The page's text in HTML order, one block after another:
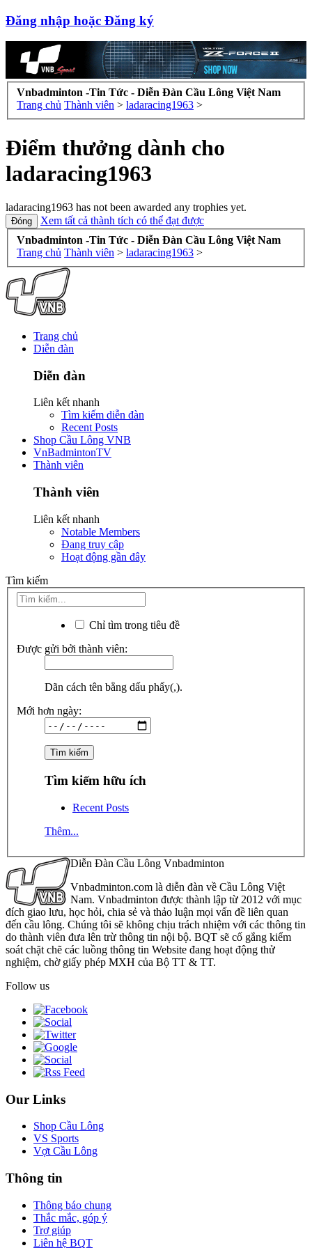
Đăng nhập hoặc Đăng ký
Vnbadminton -Tin Tức - Diễn Đàn Cầu Lông Việt Nam
Trang chủ Thành viên > ladaracing1963 >
Điểm thưởng dành cho
ladaracing1963
ladaracing1963 has not been awarded any trophies yet.
Xem tất cả thành tích có thể đạt được
Vnbadminton -Tin Tức - Diễn Đàn Cầu Lông Việt Nam
Trang chủ Thành viên > ladaracing1963 >
Trang chủ
Diễn đàn
Diễn đàn
Liên kết nhanh
Tìm kiếm diễn đàn
Recent Posts
Shop Cầu Lông VNB
VnBadmintonTV
Thành viên
Thành viên
Liên kết nhanh
Notable Members
Đang truy cập
Hoạt động gần đây
Tìm kiếm
Chỉ tìm trong tiêu đề
Được gửi bởi thành viên:
Dãn cách tên bằng dấu phẩy(,).
Mới hơn ngày:
Tìm kiếm hữu ích
Recent Posts
Thêm...
Diễn Đàn Cầu Lông Vnbadminton
Vnbadminton.com là diễn đàn về Cầu Lông Việt
Nam. Vnbadminton được thành lập từ 2012 với mục
đích giao lưu, học hỏi, chia sẻ và thảo luận mọi vấn đề liên quan
đến cầu lông. Chúng tôi sẽ không chịu trách nhiệm với các thông tin
do thành viên đưa lên trừ thông tin nội bộ. BQT sẽ cố gắng kiểm
soát chặt chẽ các luồng thông tin Website đang hoạt động thử
nghiệm, chờ giấy phép MXH của Bộ TT & TT.
Follow us
Our Links
Shop Cầu Lông
VS Sports
Vợt Cầu Lông
Thông tin
Thông báo chung
Thắc mắc, góp ý
Trợ giúp
Liên hệ BQT